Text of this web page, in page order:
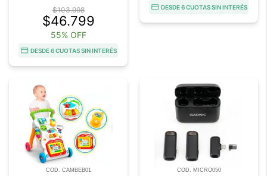
$103.998
$46.799
55% OFF
DESDE 6 CUOTAS SIN INTERÉS
DESDE 6 CUOTAS SIN INTERÉS
COD. CAMBEB01 COD. MICRO050